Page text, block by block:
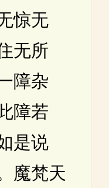
惊无
无所
障杂
障若
是说
魔梵天